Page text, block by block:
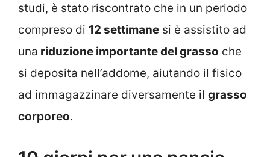
studi, è stato riscontrato che in un periodo
compreso di 12 settimane si è assistito ad
una riduzione importante del grasso che
si deposita nell’addome, aiutando il fisico
ad immagazzinare diversamente il grasso
corporeo.